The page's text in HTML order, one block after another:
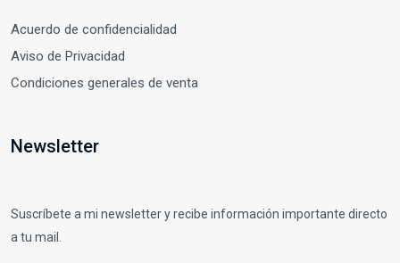
Acuerdo de confidencialidad
Aviso de Privacidad
Condiciones generales de venta
Newsletter
Suscríbete a mi newsletter y recibe información importante directo
a tu mail.